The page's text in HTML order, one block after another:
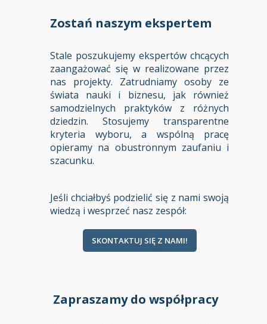
Zostań naszym ekspertem
Stale poszukujemy ekspertów chcących
zaangażować się w realizowane przez
nas projekty. Zatrudniamy osoby ze
świata nauki i biznesu, jak również
samodzielnych praktyków z różnych
dziedzin. Stosujemy transparentne
kryteria wyboru, a wspólną pracę
opieramy na obustronnym zaufaniu i
szacunku.
Jeśli chciałbyś podzielić się z nami swoją
wiedzą i wesprzeć nasz zespół:
SKONTAKTUJ SIĘ Z NAMI!
Zapraszamy do współpracy